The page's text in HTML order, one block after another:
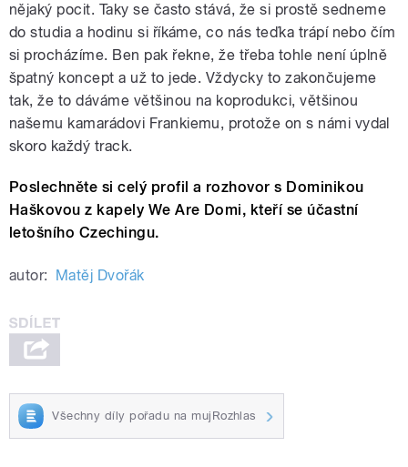
nějaký pocit. Taky se často stává, že si prostě sedneme
do studia a hodinu si říkáme, co nás teďka trápí nebo čím
si procházíme. Ben pak řekne, že třeba tohle není úplně
špatný koncept a už to jede. Vždycky to zakončujeme
tak, že to dáváme většinou na koprodukci, většinou
našemu kamarádovi Frankiemu, protože on s námi vydal
skoro každý track.
Poslechněte si celý profil a rozhovor s Dominikou
Haškovou z kapely We Are Domi, kteří se účastní
letošního Czechingu.
autor: Matěj Dvořák
Všechny díly pořadu na mujRozhlas